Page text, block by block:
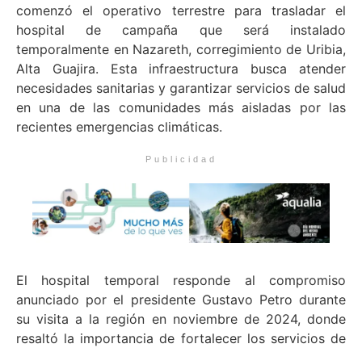
comenzó el operativo terrestre para trasladar el
hospital de campaña que será instalado
temporalmente en Nazareth, corregimiento de Uribia,
Alta Guajira. Esta infraestructura busca atender
necesidades sanitarias y garantizar servicios de salud
en una de las comunidades más aisladas por las
recientes emergencias climáticas.
Publicidad
El hospital temporal responde al compromiso
anunciado por el presidente Gustavo Petro durante
su visita a la región en noviembre de 2024, donde
resaltó la importancia de fortalecer los servicios de